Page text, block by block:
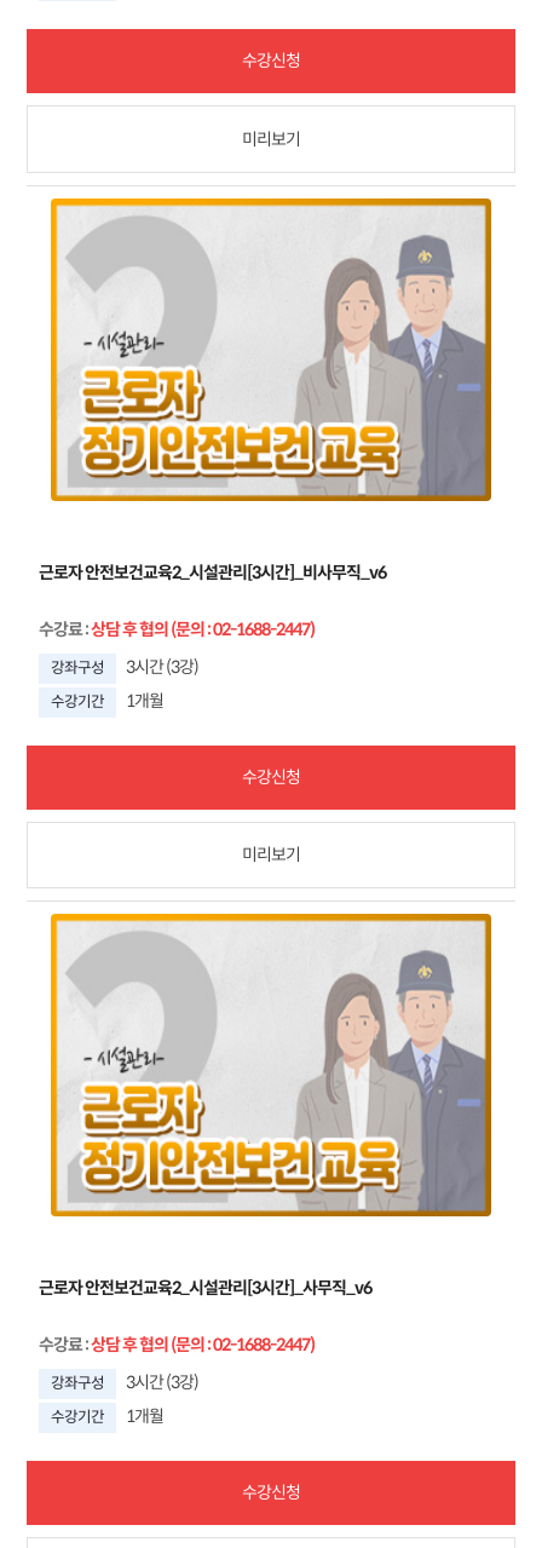
수강신청
미리보기
근로자 안전보건교육2_시설관리[3시간]_비사무직_v6
수강료:상담 후 협의 (문의 : 02-1688-2447)
강좌구성 3시간 (3강)
수강기간 1개월
수강신청
미리보기
근로자 안전보건교육2_시설관리[3시간]_사무직_v6
수강료:상담 후 협의 (문의 : 02-1688-2447)
강좌구성 3시간 (3강)
수강기간 1개월
수강신청